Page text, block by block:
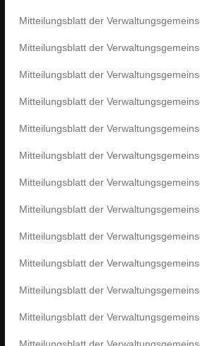
Mitteilungsblatt der
Mitteilungsblatt der
Mitteilungsblatt der
Mitteilungsblatt der
Mitteilungsblatt der
Mitteilungsblatt der
Mitteilungsblatt der
Mitteilungsblatt der
Mitteilungsblatt der
Mitteilungsblatt der
Mitteilungsblatt der
Mitteilungsblatt der